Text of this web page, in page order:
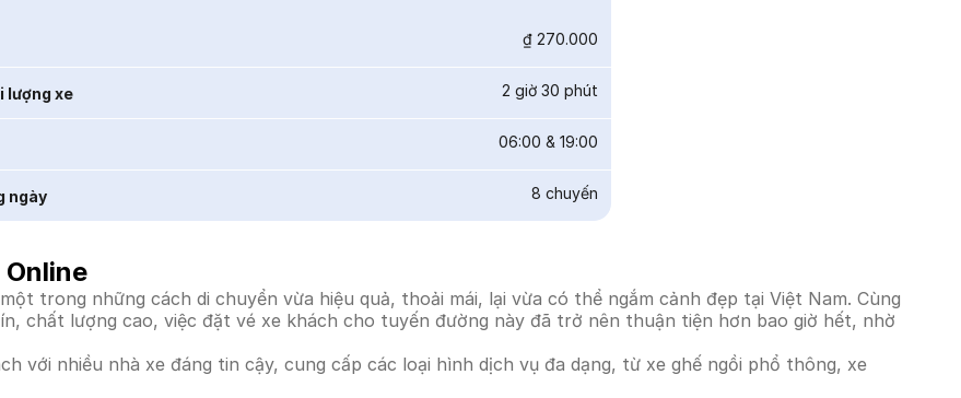
₫ 270.000
lượng xe 2 giờ 30 phút
06:00 & 19:00
ngày 8 chuyến
trong những cách di chuyển vừa hiệu quả, thoải mái, lại vừa có thể ngắm cảnh đẹp tại Việt Nam. Cùng
chất lượng cao, việc đặt vé xe khách cho tuyến đường này đã trở nên thuận tiện hơn bao giờ hết, nhờ
với nhiều nhà xe đáng tin cậy, cung cấp các loại hình dịch vụ đa dạng, từ xe ghế ngồi phổ thông, xe